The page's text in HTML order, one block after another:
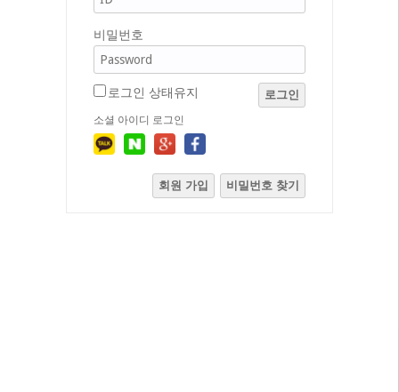
비밀번호
로그인 상태유지 로그인
소셜 아이디 로그인
회원 가입 비밀번호 찾기